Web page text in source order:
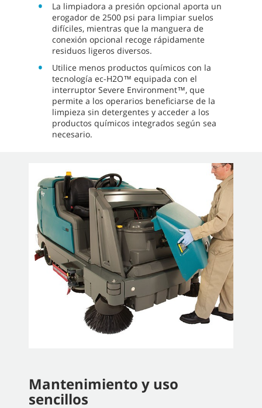
La limpiadora a presión opcional aporta un
erogador de 2500 psi para limpiar suelos
difíciles, mientras que la manguera de
conexión opcional recoge rápidamente
residuos ligeros diversos.
Utilice menos productos químicos con la
tecnología ec-H2O™ equipada con el
interruptor Severe Environment™, que
permite a los operarios beneficiarse de la
limpieza sin detergentes y acceder a los
productos químicos integrados según sea
necesario.
Mantenimiento y uso
sencillos